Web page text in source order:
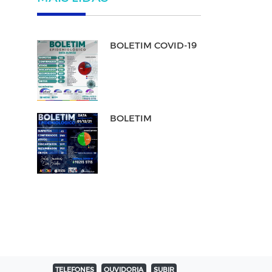
BOLETIM COVID-19
BOLETIM
TELEFONES OUVIDORIA SUBIR